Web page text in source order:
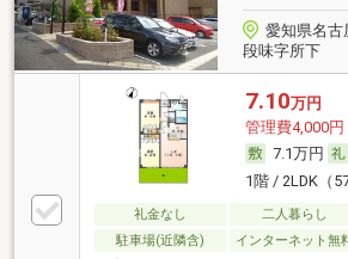
愛知県名古
段味字所下
7.10万円
管理費4,000円
7.1万円
1階 / 2LDK（
礼金なし 二人暮らし
駐車場(近隣含)
インターネット無